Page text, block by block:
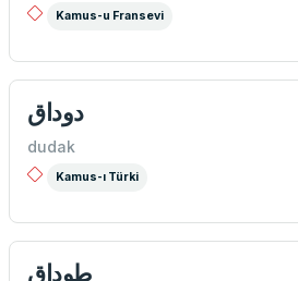
Kamus-u Fransevi
دوداق
dudak
Kamus-ı Türki
طوداق